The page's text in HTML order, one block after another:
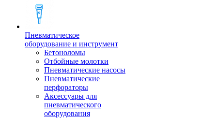
Пневматическое
оборудование и инструмент
Бетоноломы
Отбойные молотки
Пневматические насосы
Пневматические
перфораторы
Аксессуары для
пневматического
оборудования